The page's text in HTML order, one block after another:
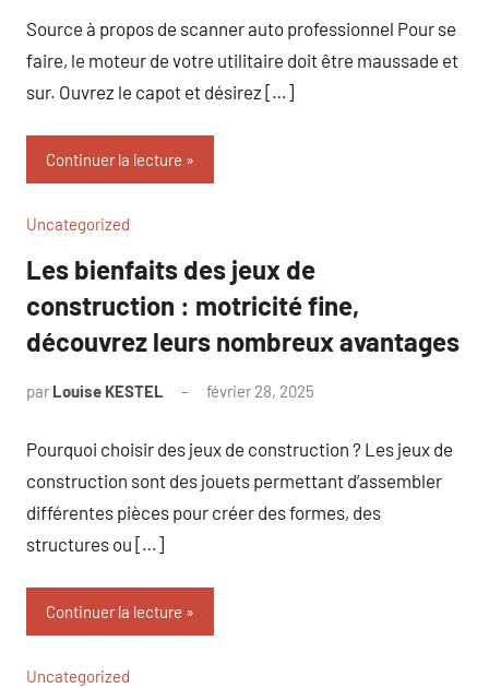
Source à propos de scanner auto professionnel Pour se
faire, le moteur de votre utilitaire doit être maussade et
sur. Ouvrez le capot et désirez […]
Continuer la lecture
Uncategorized
Les bienfaits des jeux de
construction : motricité fine,
découvrez leurs nombreux avantages
par Louise KESTEL février 28, 2025
Pourquoi choisir des jeux de construction ? Les jeux de
construction sont des jouets permettant d’assembler
différentes pièces pour créer des formes, des
structures ou […]
Continuer la lecture
Uncategorized